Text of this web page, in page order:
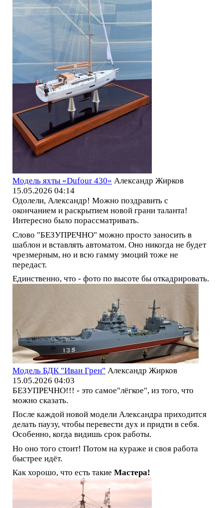
Модель яхты «Dufour 430» Александр Жирков
15.05.2026 04:14
Одолели, Александр! Можно поздравить с
окончанием и раскрытием новой грани таланта!
Интересно было порассматривать.
Слово "БЕЗУПРЕЧНО" можно просто заносить в
шаблон и вставлять автоматом. Оно никогда не будет
чрезмерным, но и всю гамму эмоций тоже не
передаст.
Единственно, что - фото по высоте бы откадрировать.
Модель БДК "Иван Грен" Александр Жирков
15.05.2026 04:03
БЕЗУПРЕЧНО!!! - это самое"лёгкое", из того, что
можно сказать.
После каждой новой модели Александра приходится
делать паузу, чтобы перевести дух и придти в себя.
Особенно, когда видишь срок работы.
Но оно того стоит! Потом на кураже и своя работа
быстрее идёт.
Как хорошо, что есть такие Мастера!